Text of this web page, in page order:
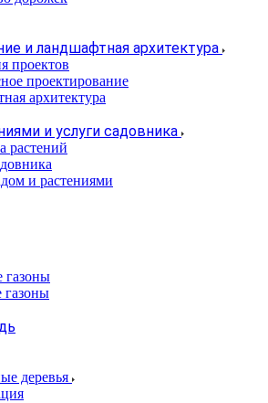
и ландшафтная архитектура
проектов
проектирование
архитектура
и услуги садовника
растений
и растениями
газоны
газоны
деревья